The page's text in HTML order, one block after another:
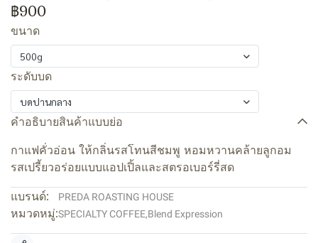
฿900
ขนาด
500g
ระดับบด
บดปานกลาง
คำอธิบายสินค้าแบบย่อ
กาแฟคั่วอ่อน ให้กลิ่นรสโทนสีชมพู หอมหวานคล้ายลูกอม
รสเปรี้ยวอร่อยแบบแอปเปิ้ลและสตรอเบอร์รี่สด
แบรนด์: PREDA ROASTING HOUSE
หมวดหมู่:SPECIALTY COFFEE,Blend Expression